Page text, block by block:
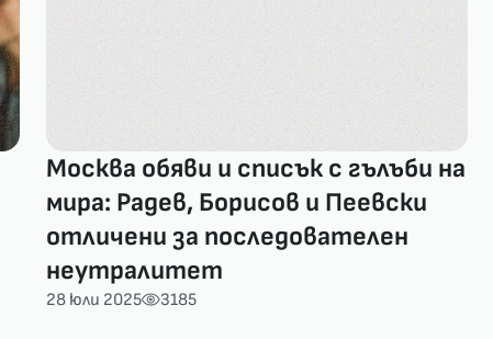
Москва обяви и списък с гълъби на
мира: Радев, Борисов и Пеевски
отличени за последователен
неутралитет
28 юли 2025 3185